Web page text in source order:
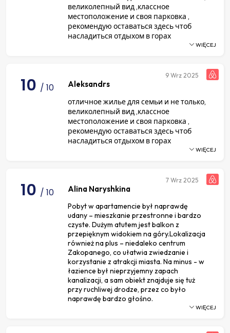
великолепный вид ,классное
местоположение и своя парковка ,
рекомендую оставаться здесь чтоб
насладиться отдыхом в горах
WIĘCEJ
10 / 10 Aleksandrs
отличное жилье для семьи и не только,
великолепный вид ,классное
местоположение и своя парковка ,
рекомендую оставаться здесь чтоб
насладиться отдыхом в горах
9 Wrz 2025
WIĘCEJ
10 / 10 Alina Naryshkina
Pobyt w apartamencie był naprawdę
udany – mieszkanie przestronne i bardzo
czyste. Dużym atutem jest balkon z
przepięknym widokiem na góry.Lokalizacja
również na plus – niedaleko centrum
Zakopanego, co ułatwia zwiedzanie i
korzystanie z atrakcji miasta. Na minus - w
łazience był nieprzyjemny zapach
kanalizacji, a sam obiekt znajduje się tuż
przy ruchliwej drodze, przez co było
naprawdę bardzo głośno.
7 Wrz 2025
WIĘCEJ